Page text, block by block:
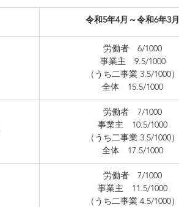
令和5年4月～令和6年3月
​労働者　6/1000
事業主　9.5/1000
（うち二事業 3.5/1000）
全体　15.5/1000
​労働者　7/1000
事業主　10.5/1000
（うち二事業 3.5/1000）
全体　17.5/1000
​労働者　7/1000
事業主　11.5/1000
（うち二事業 4.5/1000）